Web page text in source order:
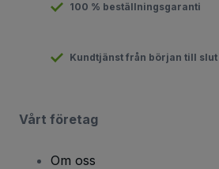
100 % beställningsgaranti
Kundtjänst från början till slut
Vårt företag
Om oss